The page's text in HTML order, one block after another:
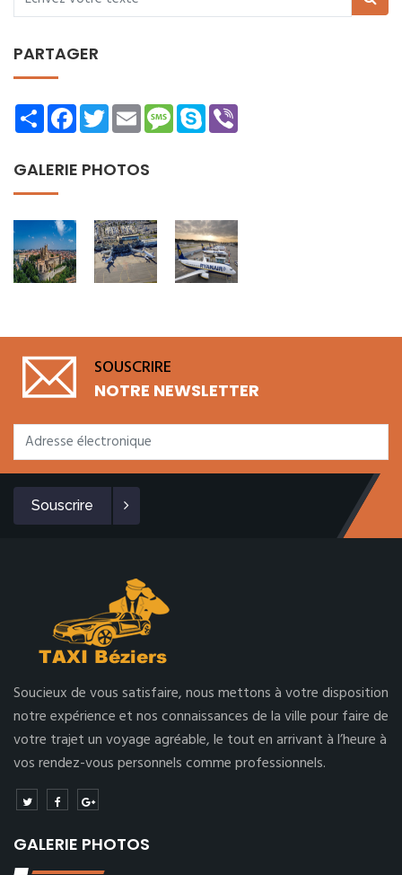
PARTAGER
ShareFacebookTwitterEmailMessage
Skype
GALERIE PHOTOS
SOUSCRIRE
NOTRE NEWSLETTER
Souscrire
Soucieux de vous satisfaire, nous mettons à votre disposition
notre expérience et nos connaissances de la ville pour faire de
votre trajet un voyage agréable, le tout en arrivant à l’heure à
vos rendez-vous personnels comme professionnels.
GALERIE PHOTOS